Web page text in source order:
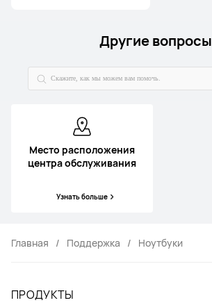
Другие вопросы
Место расположения
центра обслуживания
Узнать больше
Главная Поддержка Ноутбуки
ПРОДУКТЫ